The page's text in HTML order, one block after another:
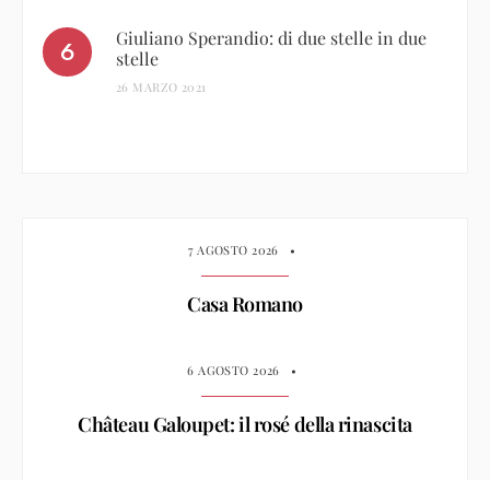
Giuliano Sperandio: di due stelle in due
stelle
26 MARZO 2021
7 AGOSTO 2026 •
Casa Romano
6 AGOSTO 2026 •
Château Galoupet: il rosé della rinascita